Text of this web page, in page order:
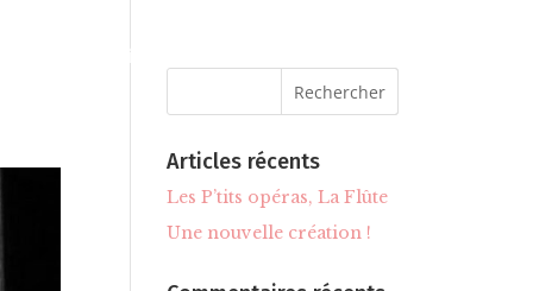
Articles récents
Les P’tits opéras, La Flûte
Une nouvelle création !